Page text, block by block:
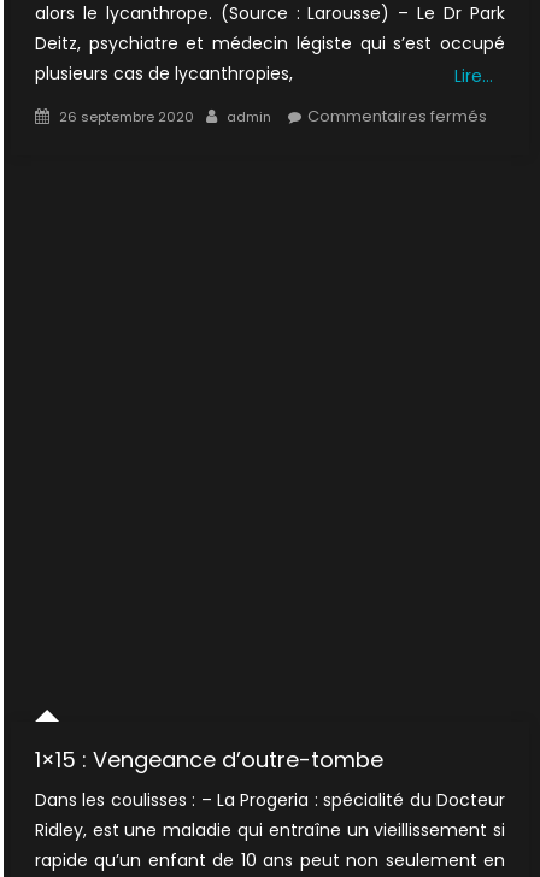
alors le lycanthrope. (Source : Larousse) – Le Dr Park
Deitz, psychiatre et médecin légiste qui s’est occupé
plusieurs cas de lycanthropies,
Lire…
Posted
26 septembre 2020 Author
admin Commentaires ferméssur
1×15 : Vengeance d’outre-tombe
Dans les coulisses : – La Progeria : spécialité du Docteur
Ridley, est une maladie qui entraîne un vieillissement si
rapide qu’un enfant de 10 ans peut non seulement en